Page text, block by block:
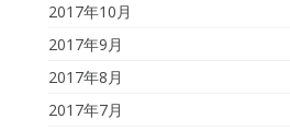
2017年10月
2017年9月
2017年8月
2017年7月